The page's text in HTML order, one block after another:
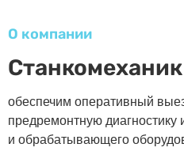
О компании
Станкомеханик
обеспечим оперативный
предремонтную
и обрабатывающего